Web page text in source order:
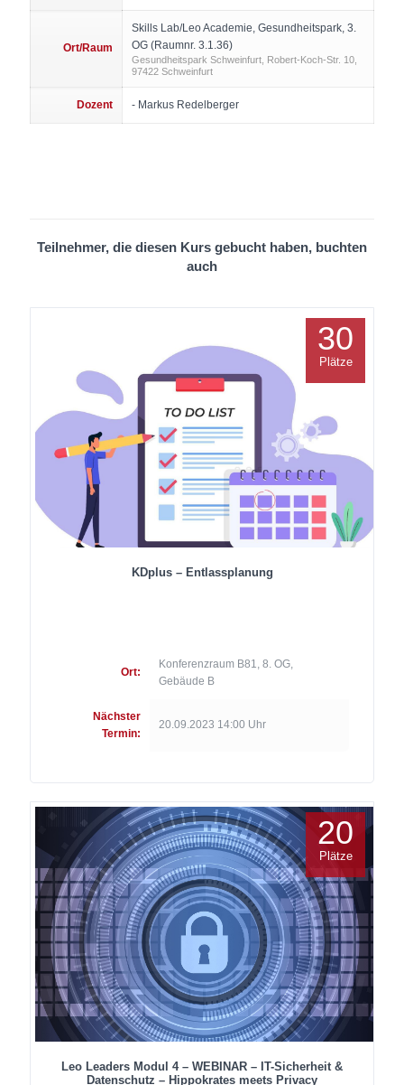
Ort/Raum
Skills Lab/Leo Academie, Gesundheitspark, 3.
OG (Raumnr. 3.1.36)
Gesundheitspark Schweinfurt, Robert-Koch-Str. 10,
97422 Schweinfurt
Dozent - Markus Redelberger
Teilnehmer, die diesen Kurs gebucht haben, buchten
auch
KDplus – Entlassplanung
Ort:
Konferenzraum B81, 8. OG,
Gebäude B
Nächster
Termin:
20.09.2023 14:00 Uhr
30
Plätze
Leo Leaders Modul 4 – WEBINAR – IT-Sicherheit &
Datenschutz – Hippokrates meets Privacy
20
Plätze